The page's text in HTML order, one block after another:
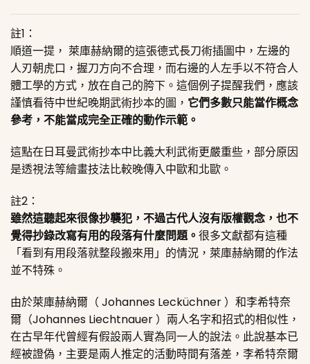
註1：
順道一提， 萊庫赫納爾的這張德式長刀術插圖中，左邊的
人刃朝虎口，握刀方向不合理，而右邊的人左手以不符合人
體工學的方式，放在自己的胯下。這個例子提醒我們，應該
謹慎看待中世紀晚期武術抄本的圖， 它們多數只能當作概念
參考，不能當成完全正確的動作示範。
這點在日耳曼武術抄本中比義大利武術更嚴重些，部分原因
是透視法等繪畫技法比較晚傳入中歐和北歐。
註2：
雖然這聽起來很像抄襲犯，不過古代人沒有版權觀念，也不
覺得抄錄改寫有用的段落有什麼問題。 很多文獻都有這種
「看到有用段落就整段搬來用」的情況，萊庫赫納爾的作法
並不特殊。
由於萊庫赫納爾（ Johannes Lecküchner ）和李希特奈
爾（Johannes Liechtnauer ）兩人名字和招式的相似性，
在古早年代曾經有假設兩人實為同一人的說法。此說基本已
經被證偽，主要是兩人推定的活動時間有落差，李希特奈爾